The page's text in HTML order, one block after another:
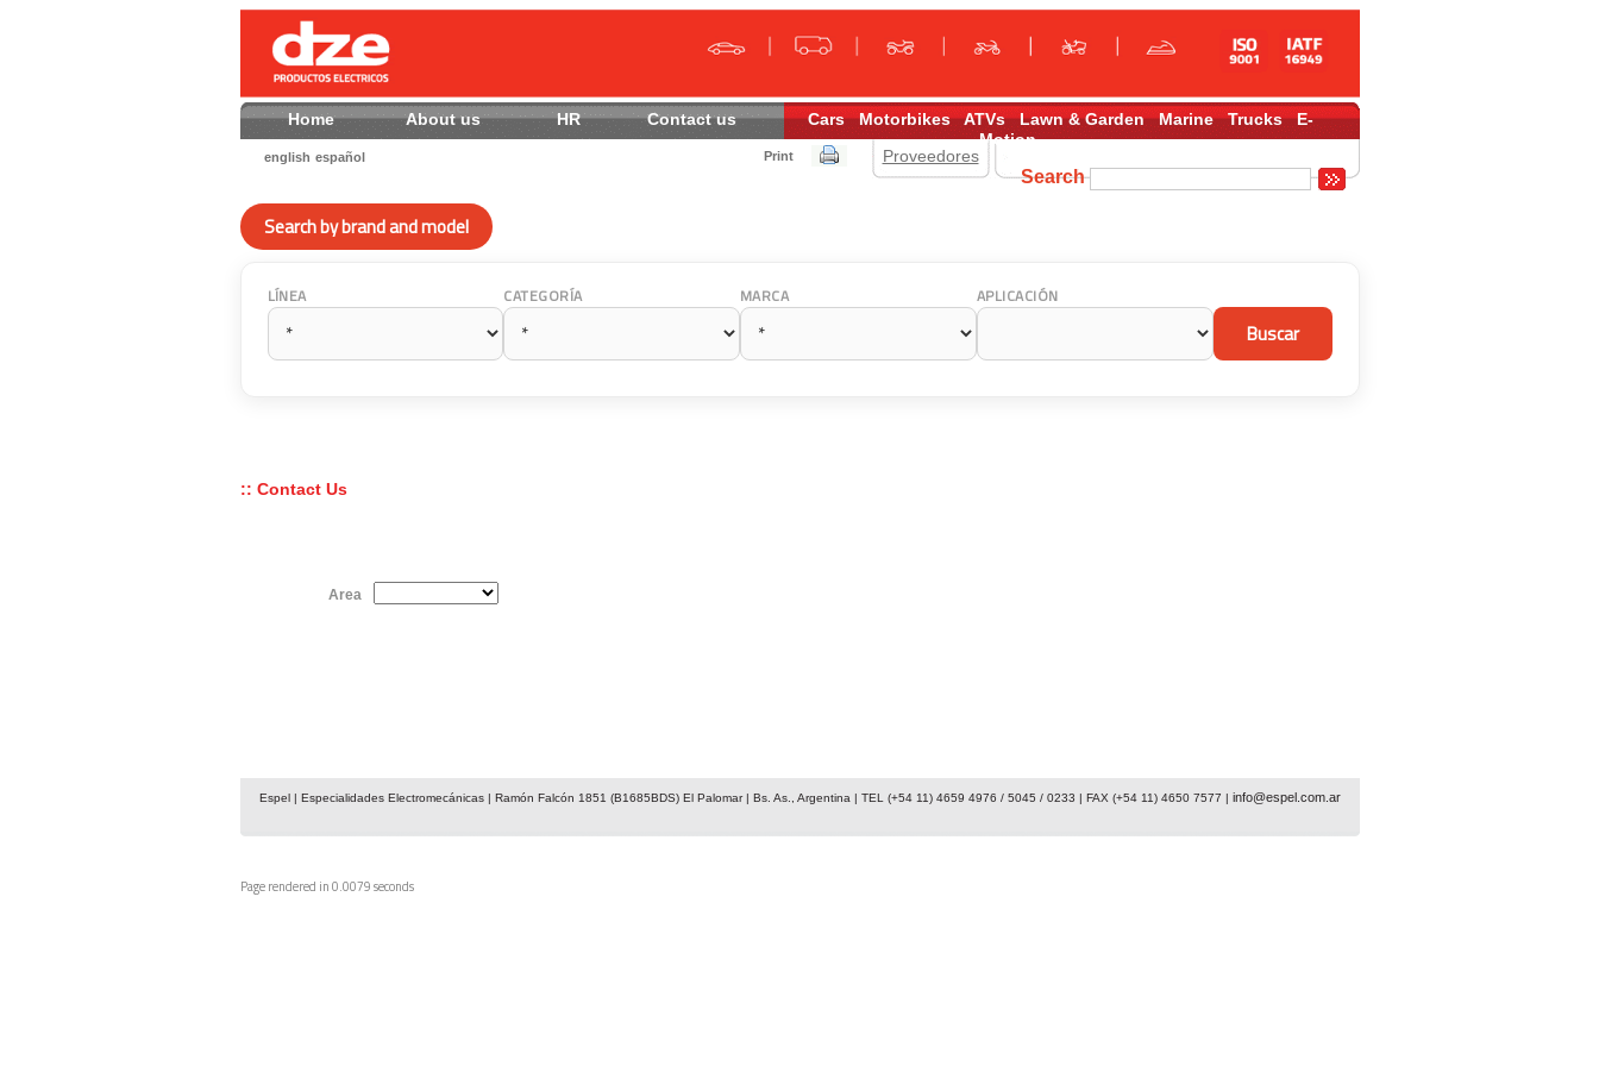
Home About us HR Contact us Cars Motorbikes ATVs Lawn & Garden Marine Trucks
E-
Motion
english español Print Proveedores
Search
Search by brand and model
LÍNEA CATEGORÍA MARCA APLICACIÓN
:: Contact Us
Area
Espel | Especialidades Electromecánicas | Ramón Falcón 1851 (B1685BDS) El Palomar | Bs. As., Argentina | TEL (+54 11) 4659 4976 / 5045 / 0233 | FAX (+54 11) 4650 7577 | info@espel.com.ar
Page rendered in 0.0079 seconds